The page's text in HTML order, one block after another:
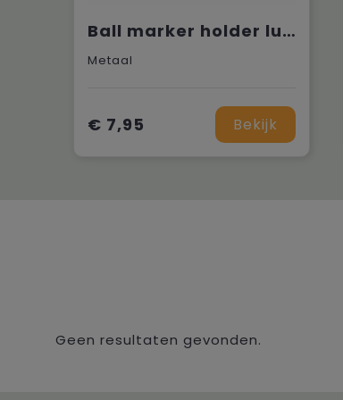
Ball marker holder luxury
Metaal
€ 7,95 Bekijk
Geen resultaten gevonden.